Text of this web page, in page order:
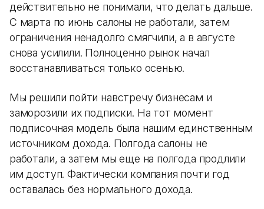
действительно не понимали, что делать дальше.
С марта по июнь салоны не работали, затем
ограничения ненадолго смягчили, а в августе
снова усилили. Полноценно рынок начал
восстанавливаться только осенью.
Мы решили пойти навстречу бизнесам и
заморозили их подписки. На тот момент
подписочная модель была нашим единственным
источником дохода. Полгода салоны не
работали, а затем мы еще на полгода продлили
им доступ. Фактически компания почти год
оставалась без нормального дохода.